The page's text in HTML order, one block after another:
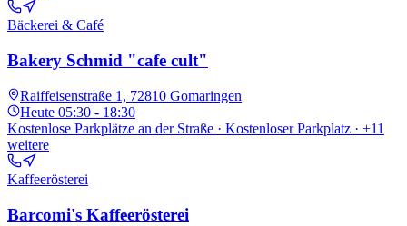
Bäckerei & Café
Bakery Schmid "cafe cult"
Raiffeisenstraße 1, 72810 Gomaringen
Heute 05:30 - 18:30
Kostenlose Parkplätze an der Straße · Kostenloser Parkplatz · +11
weitere
Kaffeerösterei
Barcomi's Kaffeerösterei